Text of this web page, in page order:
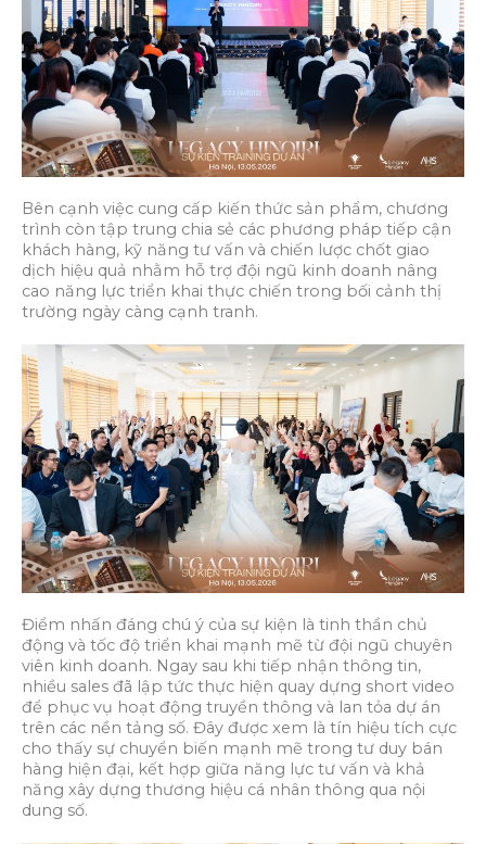
Bên cạnh việc cung cấp kiến thức sản phẩm, chương
trình còn tập trung chia sẻ các phương pháp tiếp cận
khách hàng, kỹ năng tư vấn và chiến lược chốt giao
dịch hiệu quả nhằm hỗ trợ đội ngũ kinh doanh nâng
cao năng lực triển khai thực chiến trong bối cảnh thị
trường ngày càng cạnh tranh.
Điểm nhấn đáng chú ý của sự kiện là tinh thần chủ
động và tốc độ triển khai mạnh mẽ từ đội ngũ chuyên
viên kinh doanh. Ngay sau khi tiếp nhận thông tin,
nhiều sales đã lập tức thực hiện quay dựng short video
để phục vụ hoạt động truyền thông và lan tỏa dự án
trên các nền tảng số. Đây được xem là tín hiệu tích cực
cho thấy sự chuyển biến mạnh mẽ trong tư duy bán
hàng hiện đại, kết hợp giữa năng lực tư vấn và khả
năng xây dựng thương hiệu cá nhân thông qua nội
dung số.